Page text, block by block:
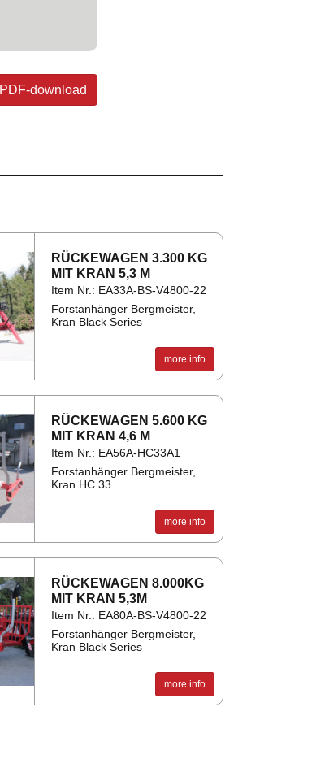
PDF-download
RÜCK­EWA­GEN 3.300 KG
MIT KRAN 5,3 M
Item Nr.: EA33A-BS-V4800-22
Forstanhänger Bergmeister,
Kran Black Series
more info
RÜCK­EWA­GEN 5.600 KG
MIT KRAN 4,6 M
Item Nr.: EA56A-HC33A1
Forstanhänger Bergmeister,
Kran HC 33
more info
RÜCK­EWA­GEN 8.000KG
MIT KRAN 5,3M
Item Nr.: EA80A-BS-V4800-22
Forstanhänger Bergmeister,
Kran Black Series
more info